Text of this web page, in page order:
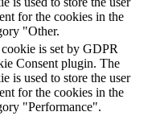
for the cookies in the
"Other.
is set by GDPR
Consent plugin. The
is used to store the user
for the cookies in the
"Performance".